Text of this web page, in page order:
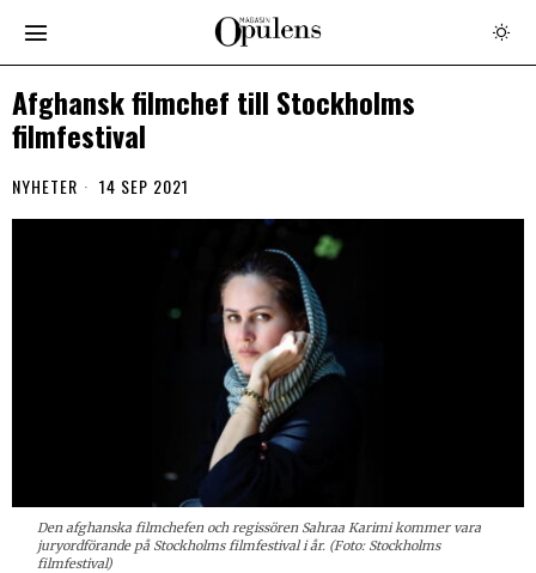
Afghansk filmchef till Stockholms
filmfestival
NYHETER 14 SEP 2021
Den afghanska filmchefen och regissören Sahraa Karimi kommer vara
juryordförande på Stockholms filmfestival i år. (Foto: Stockholms
filmfestival)